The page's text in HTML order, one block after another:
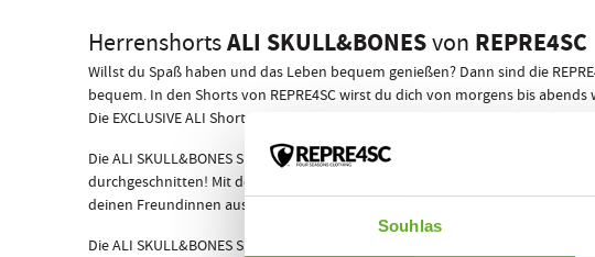
Souhlas
HerrenshortsALI SKULL&BONESvon REPRE4SC
Willst du Spaß haben und das Leben bequem genießen? Dann sind die
bequem. In den Shorts von REPRE4SC wirst du dich von morgens bis
Die EXCLUSIVE ALI Shorts für Männer sind ein origineller Print, ein
Die ALI SKULL&BONES Shorts haben ein standardmäßig eingenähtes
durchgeschnitten! Mit den Shorts der tschechischen Marke REPRE4SC ist
deinen Freundinnen ausziehen musst! Außerdem bietet keine andere
Die ALI SKULL&BONES Shorts kommen, wie alle anderen REPRE4SC Shorts